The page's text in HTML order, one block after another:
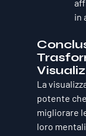
in
La
potente
migliorare
loro